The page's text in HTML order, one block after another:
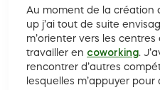
Au moment de la création
up j’ai tout de suite
m’orienter vers les centres
travailler en coworking.
rencontrer d’autres
lesquelles m’appuyer pour